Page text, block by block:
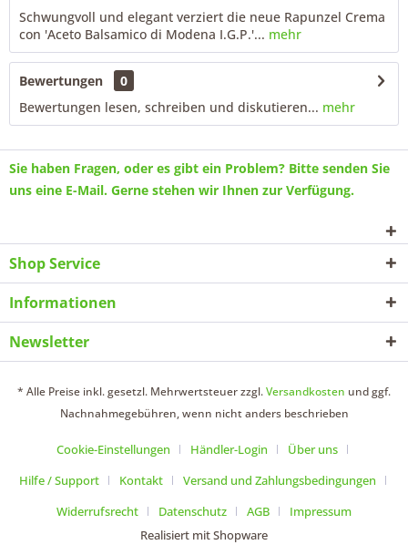
Schwungvoll und elegant verziert die neue Rapunzel Crema
con 'Aceto Balsamico di Modena I.G.P.'... mehr
Bewertungen
0
Bewertungen lesen, schreiben und diskutieren... mehr
Sie haben Fragen, oder es gibt ein Problem? Bitte senden Sie
uns eine E-Mail. Gerne stehen wir Ihnen zur Verfügung.
Shop Service
Informationen
Newsletter
* Alle Preise inkl. gesetzl. Mehrwertsteuer zzgl.Versandkosten und ggf.
Nachnahmegebühren, wenn nicht anders beschrieben
Cookie-Einstellungen Händler-Login
Über uns
Hilfe / Support
Kontakt
Versand und Zahlungsbedingungen
Widerrufsrecht
Datenschutz AGB
Impressum
Realisiert mit Shopware